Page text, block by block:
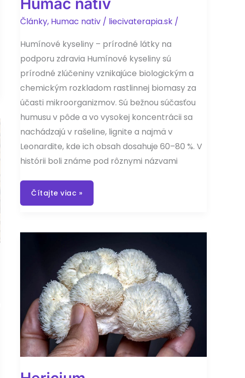
Články, Humac nativ / liecivaterapia.sk /
Humínové kyseliny – prírodné látky na
podporu zdravia Humínové kyseliny sú
prírodné zlúčeniny vznikajúce biologickým a
chemickým rozkladom rastlinnej biomasy za
účasti mikroorganizmov. Sú bežnou súčasťou
humusu v pôde a vo vysokej koncentrácii sa
nachádzajú v rašeline, lignite a najmä v
Leonardite, kde ich obsah dosahuje 60–80 %. V
histórii boli známe pod rôznymi názvami
Humac
nativ
Čítajte viac »